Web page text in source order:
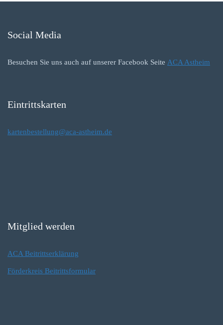
Social Media
Besuchen Sie uns auch auf unserer Facebook Seite ACA Astheim
Eintrittskarten
kartenbestellung@aca-astheim.de
Mitglied werden
ACA Beitrittserklärung
Förderkreis Beitrittsformular